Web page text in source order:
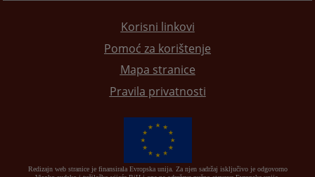
Korisni linkovi
Pomoć za korištenje
Mapa stranice
Pravila privatnosti
Redizajn web stranice je finansirala Evropska unija. Za njen sadržaj isključivo je odgovorno